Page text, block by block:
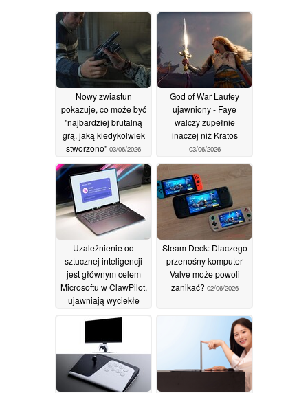
Nowy zwiastun
pokazuje, co może być
"najbardziej brutalną
grą, jaką kiedykolwiek
stworzono" 03/06/2026
God of War Laufey
ujawniony - Faye
walczy zupełnie
inaczej niż Kratos
03/06/2026
Uzależnienie od
sztucznej inteligencji
jest głównym celem
Microsoftu w ClawPilot,
ujawniają wyciekłe
Steam Deck: Dlaczego
przenośny komputer
Valve może powoli
zanikać? 02/06/2026